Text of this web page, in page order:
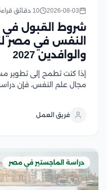
2026-08-03 10 دقائق قراءة
شروط القبول في
النفس في مصر
والوافدين 2027
إذا كنت تطمح إلى تطوير
مجال علم النفس، فإن
استعدادك الكامل، وفي
فريق العمل
دراسة الماجستير في مصر